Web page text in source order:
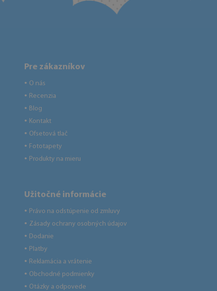
Pre zákazníkov
● O nás
● Recenzia
● Blog
● Kontakt
● Ofsetová tlač
● Fototapety
● Produkty na mieru
Užitočné informácie
● Právo na odstúpenie od zmluvy
● Zásady ochrany osobných údajov
● Dodanie
● Platby
● Reklamácia a vrátenie
● Obchodné podmienky
● Otázky a odpovede